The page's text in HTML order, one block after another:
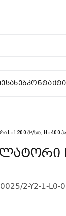
ᲙᲝᲜᲢᲐᲥᲢᲘ
L=1200 Მ³/ᲡᲗ, H=400
2-Y2-1-L0-0